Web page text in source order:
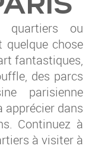
ou
quelque chose
fantastiques,
des parcs
parisienne
apprécier dans
Continuez à
à visiter à